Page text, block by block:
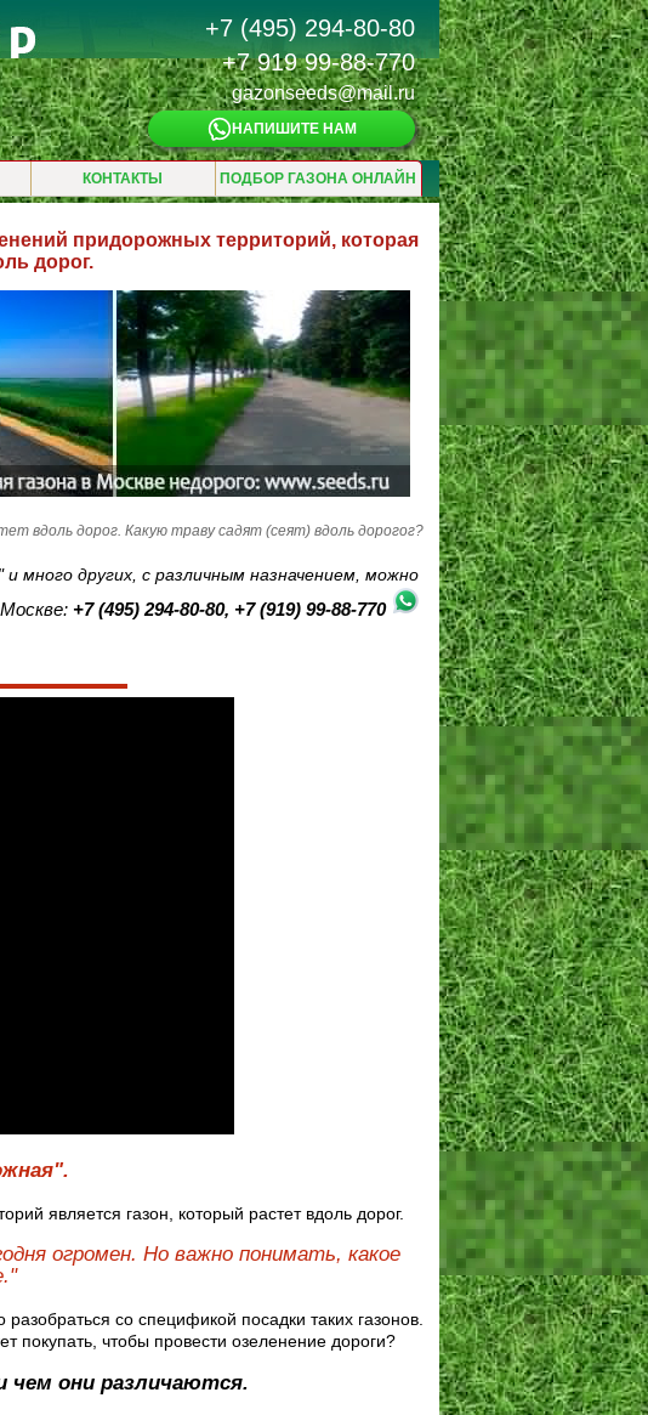
+7 (495) 294-80-80
+7 919 99-88-770
gazonseeds@mail.ru
НАПИШИТЕ НАМ
КОНТАКТЫ ПОДБОР ГАЗОНА ОНЛАЙН
придорожных территорий, которая
дорог.
вдоль дорог. Какую траву садят (сеят) вдоль дорогог?
много других, с различным назначением, можно
+7 (495) 294-80-80, +7 (919) 99-88-770
является газон, который растет вдоль дорог.
огромен. Но важно понимать, какое
со спецификой посадки таких газонов.
покупать, чтобы провести озеленение дороги?
чем они различаются.